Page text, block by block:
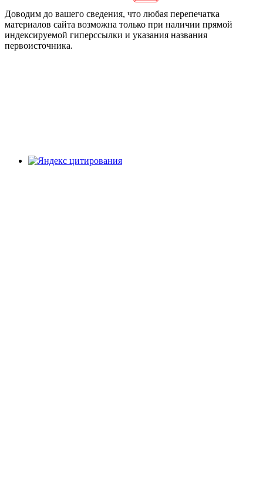
Доводим до вашего сведения, что любая перепечатка
материалов сайта возможна только при наличии прямой
индексируемой гиперссылки и указания названия
первоисточника.